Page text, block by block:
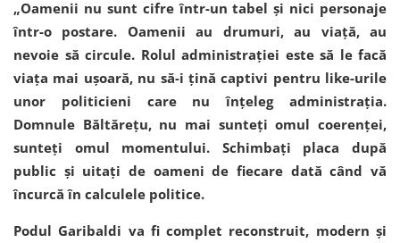
„Oamenii nu sunt cifre într-un tabel și nici personaje
într-o postare. Oamenii au drumuri, au viață, au
nevoie să circule. Rolul administrației este să le facă
viața mai ușoară, nu să-i țină captivi pentru like-urile
unor politicieni care nu înțeleg administrația.
Domnule Băltărețu, nu mai sunteți omul coerenței,
sunteți omul momentului. Schimbați placa după
public și uitați de oameni de fiecare dată când vă
încurcă în calculele politice.
Podul Garibaldi va fi complet reconstruit, modern și